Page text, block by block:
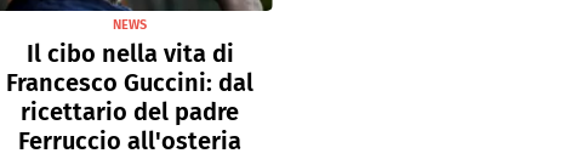
NEWS
Il cibo nella vita di
Francesco Guccini: dal
ricettario del padre
Ferruccio all'osteria